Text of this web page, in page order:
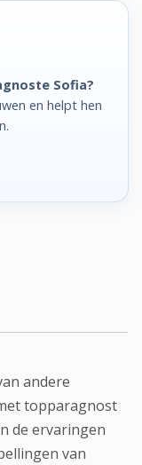
Sofia?
en helpt hen
andere
topparagnost
de ervaringen
van